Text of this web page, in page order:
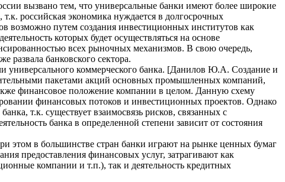
вызвано тем, что универсальные банки имеют более широкие
российская экономика нуждается в долгосрочных
возможно путем создания инвестиционных институтов как
которых будет осуществляться на основе
всех рыночных механизмов. В свою очередь,
развала банковского сектора.
универсального коммерческого банка. [Данилов Ю.А. Создание и
пакетами акций основных промышленных компаний,
финансовое положение компании в целом. Данную схему
финансовых потоков и инвестиционных проектов. Однако
т.к. существует взаимосвязь рисков, связанных с
банка в определенной степени зависит от состояния
в большинстве стран банки играют на рынке ценных бумаг
предоставления финансовых услуг, затрагивают как
компании и т.п.), так и деятельность кредитных